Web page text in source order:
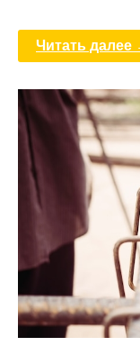
Читать далее